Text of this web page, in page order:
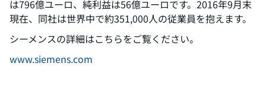
は796億ユーロ、純利益は56億ユーロです。2016年9月末
現在、同社は世界中で約351,000人の従業員を抱えます。
シーメンスの詳細はこちらをご覧ください。
www.siemens.com